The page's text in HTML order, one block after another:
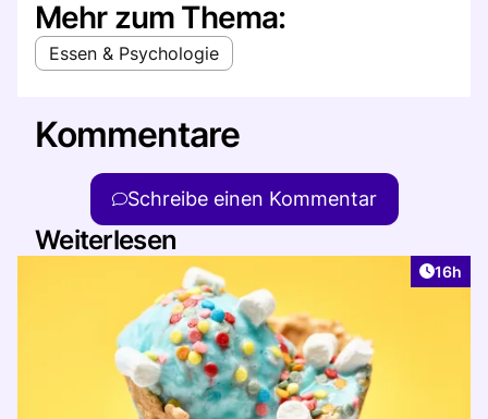
Mehr zum Thema:
Essen & Psychologie
Kommentare
Schreibe einen Kommentar
Weiterlesen
Artikel
16h